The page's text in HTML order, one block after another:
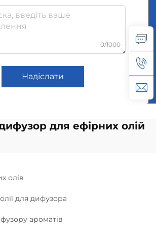
0/1000
Надіслати
для ефірних олій
олів
для дифузора
ароматів